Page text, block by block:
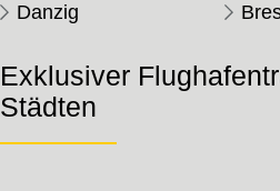
Danzig
Exklusiver
Städten